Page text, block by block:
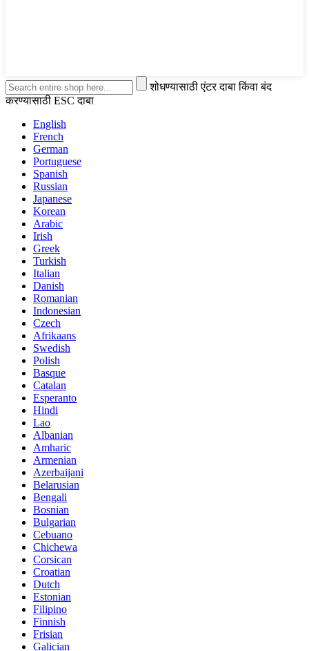
शोधण्यासाठी एंटर दाबा किंवा बंद
करण्यासाठी ESC दाबा
English
French
German
Portuguese
Spanish
Russian
Japanese
Korean
Arabic
Irish
Greek
Turkish
Italian
Danish
Romanian
Indonesian
Czech
Afrikaans
Swedish
Polish
Basque
Catalan
Esperanto
Hindi
Lao
Albanian
Amharic
Armenian
Azerbaijani
Belarusian
Bengali
Bosnian
Bulgarian
Cebuano
Chichewa
Corsican
Croatian
Dutch
Estonian
Filipino
Finnish
Frisian
Galician